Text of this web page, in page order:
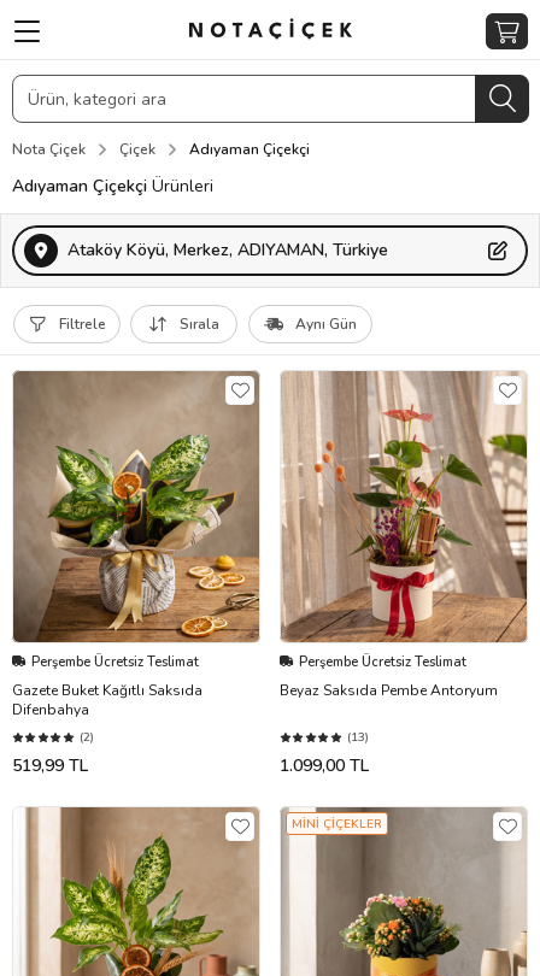
Nota Çiçek Çiçek Adıyaman Çiçekçi
Adıyaman Çiçekçi Ürünleri
Ataköy Köyü, Merkez, ADIYAMAN, Türkiye
Filtrele Sırala Aynı Gün
Perşembe Ücretsiz Teslimat
Gazete Buket Kağıtlı Saksıda
Difenbahya
(2)
519,99 TL
Perşembe Ücretsiz Teslimat
Beyaz Saksıda Pembe Antoryum
(13)
1.099,00 TL
MİNİ ÇİÇEKLER